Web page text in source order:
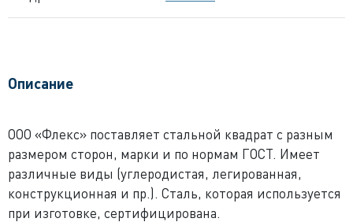
Описание
ООО «Флекс» поставляет стальной квадрат с разным
размером сторон, марки и по нормам ГОСТ. Имеет
различные виды (углеродистая, легированная,
конструкционная и пр.). Сталь, которая используется
при изготовке, сертифицирована.